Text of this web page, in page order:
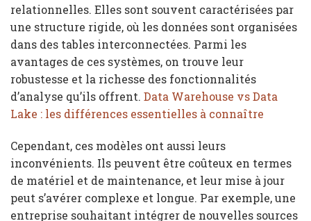
relationnelles. Elles sont souvent caractérisées par
une structure rigide, où les données sont organisées
dans des tables interconnectées. Parmi les
avantages de ces systèmes, on trouve leur
robustesse et la richesse des fonctionnalités
d’analyse qu’ils offrent. Data Warehouse vs Data
Lake : les différences essentielles à connaître
Cependant, ces modèles ont aussi leurs
inconvénients. Ils peuvent être coûteux en termes
de matériel et de maintenance, et leur mise à jour
peut s’avérer complexe et longue. Par exemple, une
entreprise souhaitant intégrer de nouvelles sources